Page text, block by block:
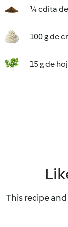
¼ cdita
100 g de
15 g de
This recipe